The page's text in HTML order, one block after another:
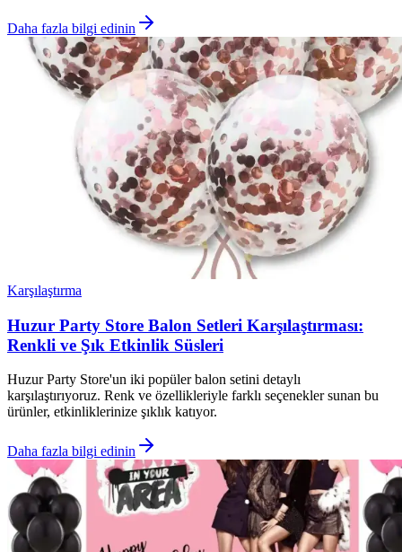
Daha fazla bilgi edinin
Karşılaştırma
Huzur Party Store Balon Setleri Karşılaştırması:
Renkli ve Şık Etkinlik Süsleri
Huzur Party Store'un iki popüler balon setini detaylı
karşılaştırıyoruz. Renk ve özellikleriyle farklı seçenekler sunan bu
ürünler, etkinliklerinize şıklık katıyor.
Daha fazla bilgi edinin